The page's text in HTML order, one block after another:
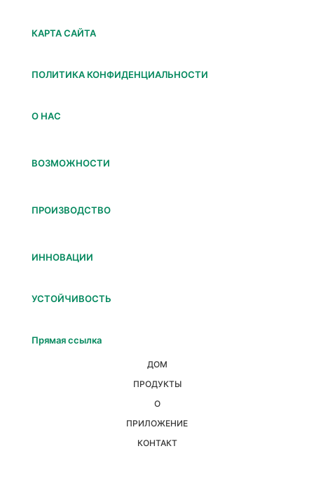
КАРТА САЙТА
ПОЛИТИКА КОНФИДЕНЦИАЛЬНОСТИ
О НАС
ВОЗМОЖНОСТИ
ПРОИЗВОДСТВО
ИННОВАЦИИ
УСТОЙЧИВОСТЬ
Прямая ссылка
ДОМ
ПРОДУКТЫ
О
ПРИЛОЖЕНИЕ
КОНТАКТ